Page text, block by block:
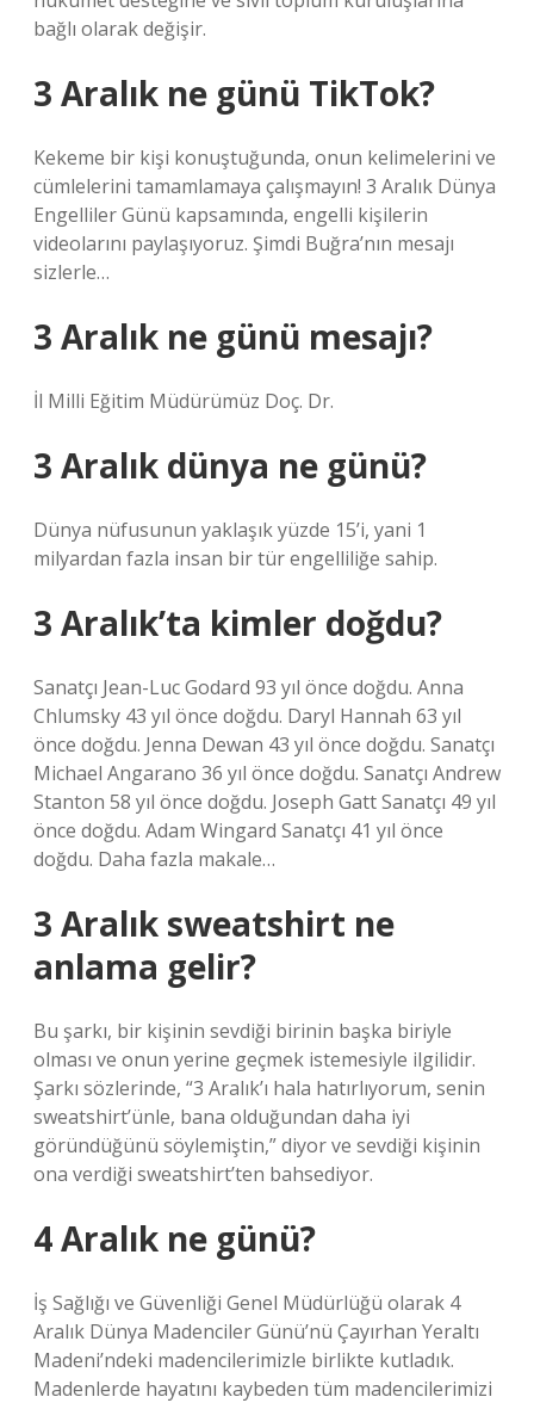
bağlı olarak değişir.
3 Aralık ne günü TikTok?
Kekeme bir kişi konuştuğunda, onun kelimelerini ve
cümlelerini tamamlamaya çalışmayın! 3 Aralık Dünya
Engelliler Günü kapsamında, engelli kişilerin
videolarını paylaşıyoruz. Şimdi Buğra’nın mesajı
sizlerle…
3 Aralık ne günü mesajı?
İl Milli Eğitim Müdürümüz Doç. Dr.
3 Aralık dünya ne günü?
Dünya nüfusunun yaklaşık yüzde 15’i, yani 1
milyardan fazla insan bir tür engelliliğe sahip.
3 Aralık’ta kimler doğdu?
Sanatçı Jean-Luc Godard 93 yıl önce doğdu. Anna
Chlumsky 43 yıl önce doğdu. Daryl Hannah 63 yıl
önce doğdu. Jenna Dewan 43 yıl önce doğdu. Sanatçı
Michael Angarano 36 yıl önce doğdu. Sanatçı Andrew
Stanton 58 yıl önce doğdu. Joseph Gatt Sanatçı 49 yıl
önce doğdu. Adam Wingard Sanatçı 41 yıl önce
doğdu. Daha fazla makale…
3 Aralık sweatshirt ne
anlama gelir?
Bu şarkı, bir kişinin sevdiği birinin başka biriyle
olması ve onun yerine geçmek istemesiyle ilgilidir.
Şarkı sözlerinde, “3 Aralık’ı hala hatırlıyorum, senin
sweatshirt’ünle, bana olduğundan daha iyi
göründüğünü söylemiştin,” diyor ve sevdiği kişinin
ona verdiği sweatshirt’ten bahsediyor.
4 Aralık ne günü?
İş Sağlığı ve Güvenliği Genel Müdürlüğü olarak 4
Aralık Dünya Madenciler Günü’nü Çayırhan Yeraltı
Madeni’ndeki madencilerimizle birlikte kutladık.
Madenlerde hayatını kaybeden tüm madencilerimizi